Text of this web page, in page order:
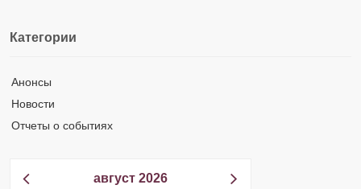
Категории
Анонсы
Новости
Отчеты о событиях
август 2026